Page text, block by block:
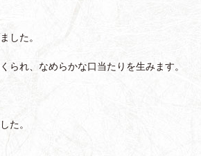
した。
られ、なめらかな口当たりを生みます。
た。